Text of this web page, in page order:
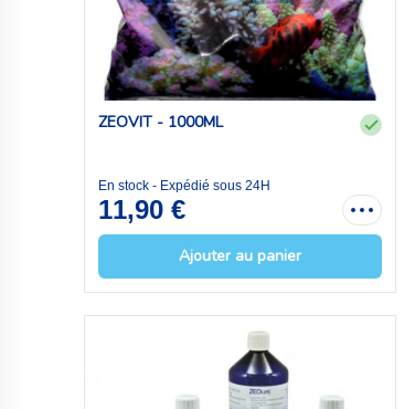
ZEOVIT - 1000ML
En stock - Expédié sous 24H
11,90 €
Ajouter au panier